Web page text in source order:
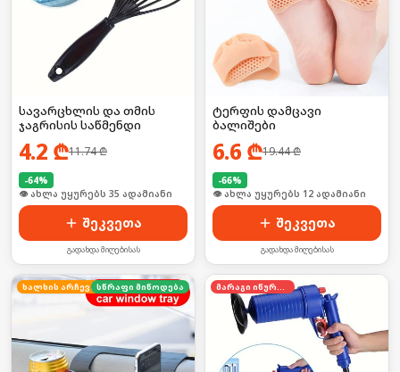
სავარცხლის და თმის
ჯაგრისის საწმენდი
4.2 ₾11.74₾
-64%
🛒 ბოლო 24სთ-ში იყიდა 53-მა
შეკვეთა
გადახდა მიღებისას
ტერფის დამცავი
ბალიშები
6.6 ₾19.44₾
-66%
🛒 ბოლო 24სთ-ში იყიდა 21-მა
შეკვეთა
გადახდა მიღებისას
ხალხის არჩევანისწრაფი მიწოდება მარაგი იწურება